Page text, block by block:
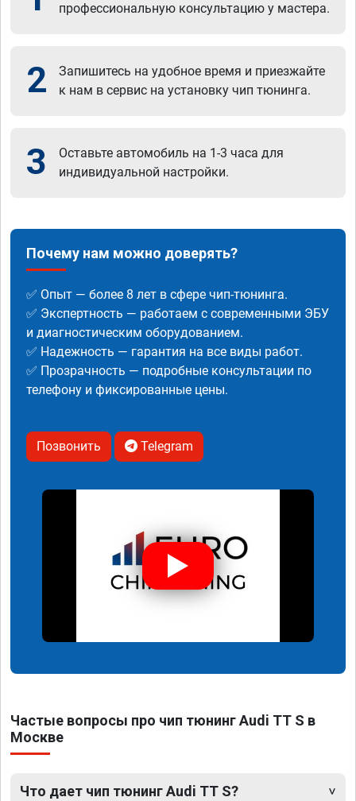
профессиональную консультацию у мастера.
2
Запишитесь на удобное время и приезжайте
к нам в сервис на установку чип тюнинга.
3
Оставьте автомобиль на 1-3 часа для
индивидуальной настройки.
Почему нам можно доверять?
✅ Опыт — более 8 лет в сфере чип-тюнинга.
✅ Экспертность — работаем с современными ЭБУ
и диагностическим оборудованием.
✅ Надежность — гарантия на все виды работ.
✅ Прозрачность — подробные консультации по
телефону и фиксированные цены.
Позвонить Telegram
Частые вопросы про чип тюнинг Audi TT S в
Москве
Что дает чип тюнинг Audi TT S?